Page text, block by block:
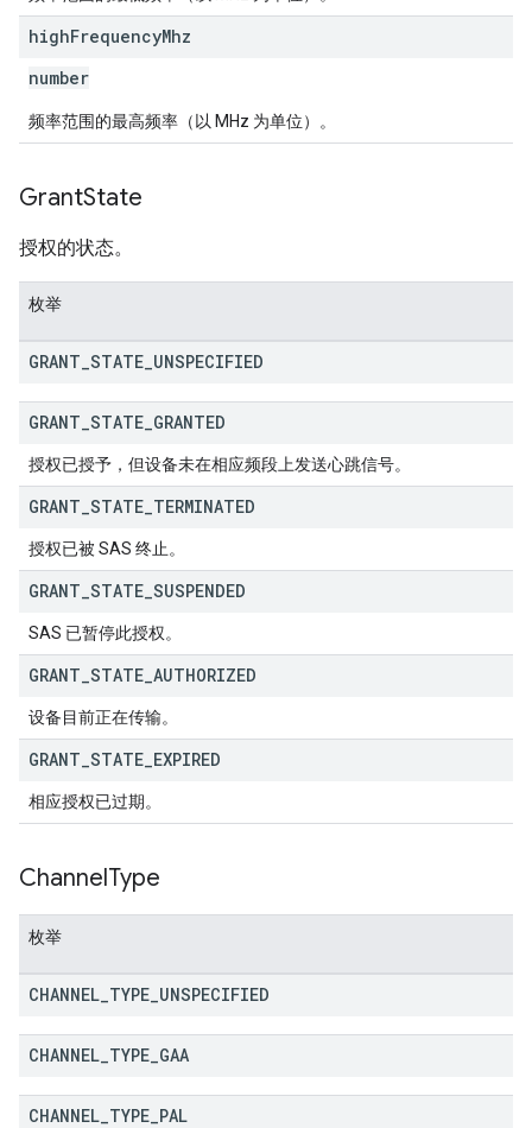
highFrequencyMhz
number
频率范围的最高频率（以 MHz 为单位）。
GrantState
授权的状态。
枚举
GRANT STATE UNSPECIFIED
GRANT STATE GRANTED
授权已授予，但设备未在相应频段上发送心跳信号。
GRANT STATE TERMINATED
授权已被 SAS 终止。
GRANT STATE SUSPENDED
SAS 已暂停此授权。
GRANT STATE AUTHORIZED
设备目前正在传输。
GRANT STATE EXPIRED
相应授权已过期。
ChannelType
枚举
CHANNEL TYPE UNSPECIFIED
CHANNEL TYPE GAA
CHANNEL TYPE PAL